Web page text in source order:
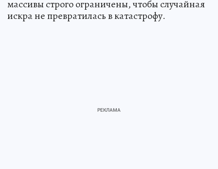
массивы строго ограничены, чтобы случайная
искра не превратилась в катастрофу.